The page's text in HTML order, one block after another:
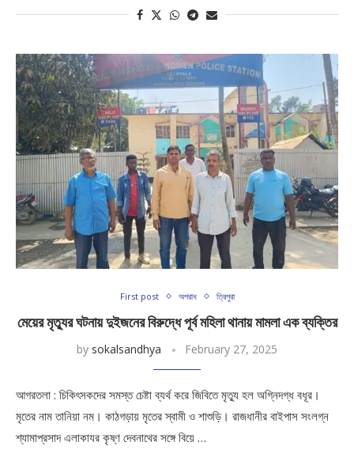
First post অপরাধ ত্রিপুরা
মেয়ের মৃত্যুর ঘটনায় দুইজনের বিরুদ্ধে পূর্ব মহিলা থানায় মামলা এক ব্যক্তির
by sokalsandhya February 27, 2025
আগরতলা : চিকিৎসকদের সমস্ত চেষ্টা ব্যর্থ করে জিবিতে মৃত্যু হল অগ্নিদগ্ধ বধূর।
মৃতের নাম তানিয়া নম। কাঠগড়ায় মৃতের স্বামী ও শাশুড়ি। রাজধানীর বাইপাস সংলগ্ন
শ্যামাপ্রসাদ এলাকাযর কৃষ্ণ দেবনাথের সঙ্গে বিয়ে …